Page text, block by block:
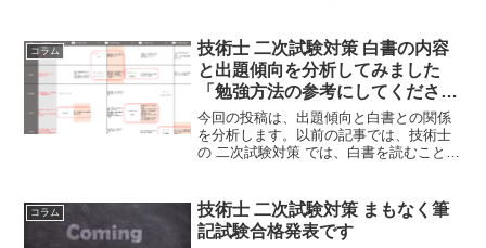
立てる情報提供ができないか、引き続き
考えていきたいと思い...
コラム
技術士 二次試験対策 白書の内容
と出題傾向を分析してみました
「勉強方法の参考にしてくださ
い」
今回の投稿は、出題傾向と白書との関係
を分析します。以前の記事では、技術士
の 二次試験対策 では、白書を読むことが
関係はどうなっているのか理解する必要
があると考えました。
コラム
技術士 二次試験対策 まもなく筆
記試験合格発表です